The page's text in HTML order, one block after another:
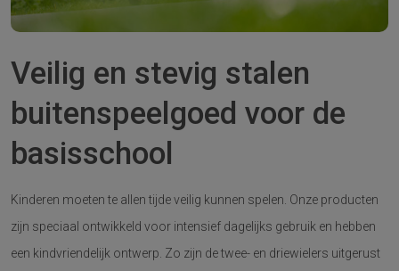
Veilig en stevig stalen
buitenspeelgoed voor de
basisschool
Kinderen moeten te allen tijde veilig kunnen spelen. Onze producten
zijn speciaal ontwikkeld voor intensief dagelijks gebruik en hebben
een kindvriendelijk ontwerp. Zo zijn de twee- en driewielers uitgerust